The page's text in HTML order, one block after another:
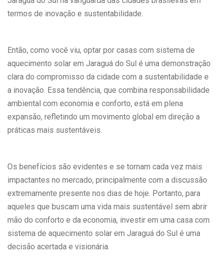
termos de inovação e sustentabilidade.
Então, como você viu, optar por casas com sistema de
aquecimento solar em Jaraguá do Sul é uma demonstração
clara do compromisso da cidade com a sustentabilidade e
a inovação. Essa tendência, que combina responsabilidade
ambiental com economia e conforto, está em plena
expansão, refletindo um movimento global em direção a
práticas mais sustentáveis.
Os benefícios são evidentes e se tornam cada vez mais
impactantes no mercado, principalmente com a discussão
extremamente presente nos dias de hoje. Portanto, para
aqueles que buscam uma vida mais sustentável sem abrir
mão do conforto e da economia, investir em uma casa com
sistema de aquecimento solar em Jaraguá do Sul é uma
decisão acertada e visionária.